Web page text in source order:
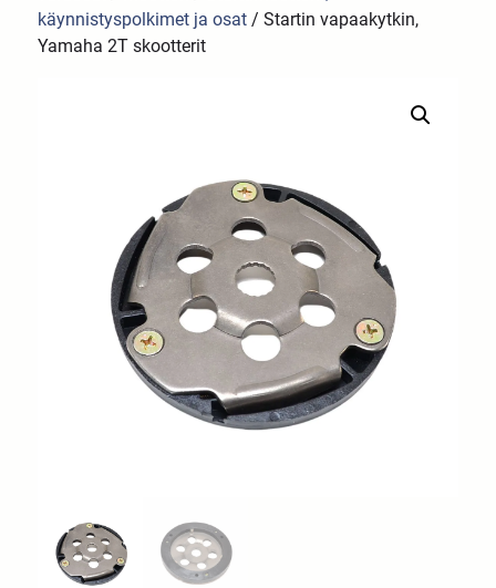
käynnistyspolkimet ja osat / Startin vapaakytkin,
Yamaha 2T skootterit